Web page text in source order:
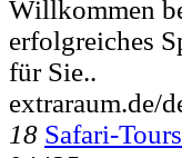
Willkommen
erfolgreiches
für Sie..
extraraum.de/
18 Safari-Tours